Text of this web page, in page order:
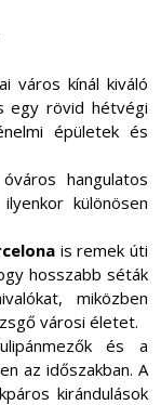
város kínál kiváló
egy rövid hétvégi
épületek és
hangulatos
különösen
is remek úti
hosszabb séták
miközben
városi életet.
és a
az időszakban. A
kirándulások